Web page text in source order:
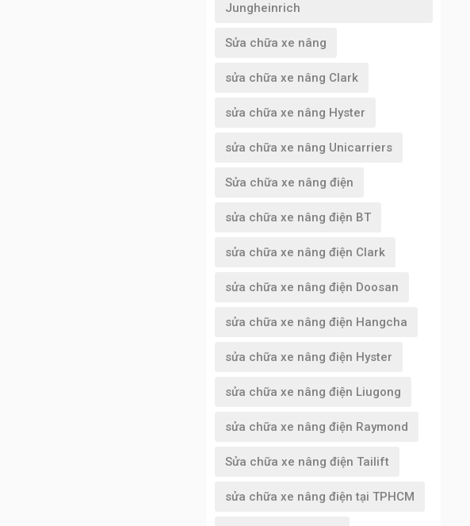
Jungheinrich
Sửa chữa xe nâng
sửa chữa xe nâng Clark
sửa chữa xe nâng Hyster
sửa chữa xe nâng Unicarriers
Sửa chữa xe nâng điện
sửa chữa xe nâng điện BT
sửa chữa xe nâng điện Clark
sửa chữa xe nâng điện Doosan
sửa chữa xe nâng điện Hangcha
sửa chữa xe nâng điện Hyster
sửa chữa xe nâng điện Liugong
sửa chữa xe nâng điện Raymond
Sửa chữa xe nâng điện Tailift
sửa chữa xe nâng điện tại TPHCM